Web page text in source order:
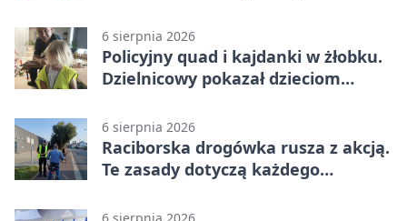
6 sierpnia 2026
Policyjny quad i kajdanki w żłobku.
Dzielnicowy pokazał dzieciom
6 sierpnia 2026
Raciborska drogówka rusza z akcją.
Te zasady dotyczą każdego